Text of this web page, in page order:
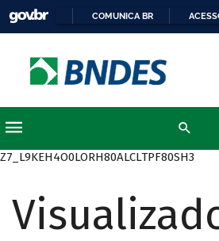
COMUNICA BR
Z7_L9KEH4O0LORH80ALCLTPF80SH3